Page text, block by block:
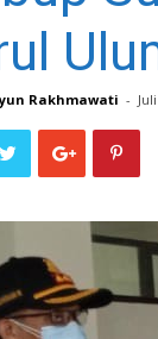
Rakhmawati -